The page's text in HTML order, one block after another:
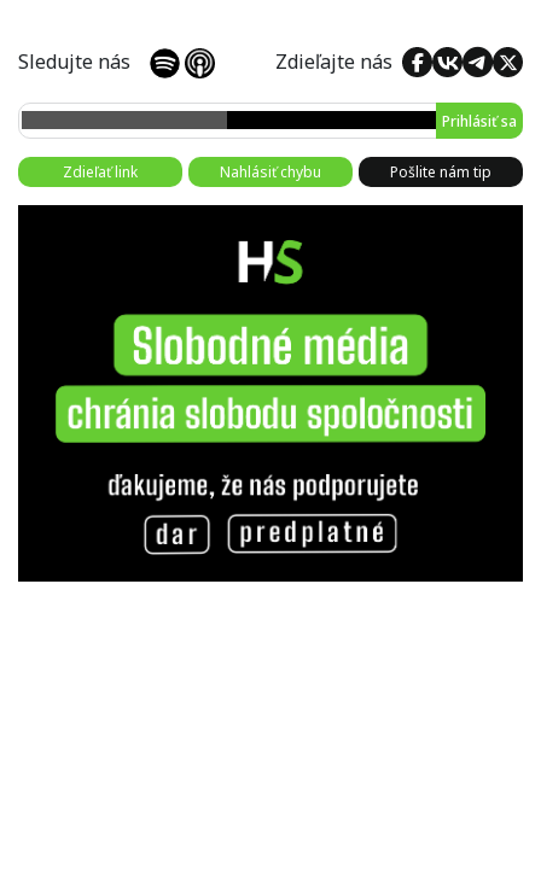
Sledujte nás Zdieľajte nás
Prihlásiť sa
Zdieľať link Nahlásiť chybu Pošlite nám tip